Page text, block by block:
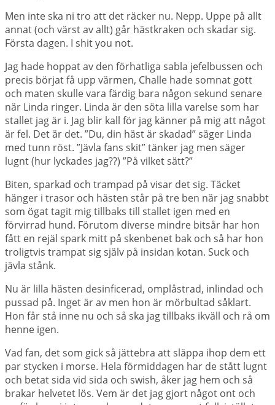
Men inte ska ni tro att det räcker nu. Nepp. Uppe på allt
annat (och värst av allt) går hästkraken och skadar sig.
Första dagen. I shit you not.
Jag hade hoppat av den förhatliga sabla jefelbussen och
precis börjat få upp värmen, Challe hade somnat gott
och maten skulle vara färdig bara någon sekund senare
när Linda ringer. Linda är den söta lilla varelse som har
stallet jag är i. Jag blir kall för jag känner på mig att något
är fel. Det är det. ”Du, din häst är skadad” säger Linda
med tunn röst. ”Jävla fans skit” tänker jag men säger
lugnt (hur lyckades jag??) ”På vilket sätt?”
Biten, sparkad och trampad på visar det sig. Täcket
hänger i trasor och hästen står på tre ben när jag snabbt
som ögat tagit mig tillbaks till stallet igen med en
förvirrad hund. Förutom diverse mindre bitsår har hon
fått en rejäl spark mitt på skenbenet bak och så har hon
troligtvis trampat sig själv på insidan kotan. Suck och
jävla stånk.
Nu är lilla hästen desinficerad, omplåstrad, inlindad och
pussad på. Inget är av men hon är mörbultad såklart.
Hon får stå inne nu och så ska jag tillbaks ikväll och rå om
henne igen.
Vad fan, det som gick så jättebra att släppa ihop dem ett
par stycken i morse. Hela förmiddagen har de stått lugnt
och betat sida vid sida och swish, åker jag hem och så
brakar helvetet lös. Vem är det jag gjort något ont och